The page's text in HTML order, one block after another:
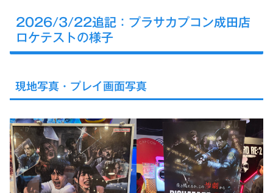
2026/3/22追記：プラサカプコン成田店
ロケテストの様子
現地写真・プレイ画面写真